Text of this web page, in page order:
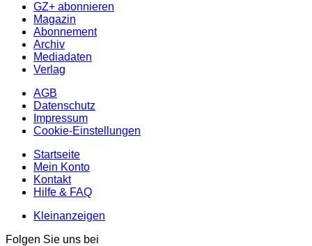
GZ+ abonnieren
Magazin
Abonnement
Archiv
Mediadaten
Verlag
AGB
Datenschutz
Impressum
Cookie-Einstellungen
Startseite
Mein Konto
Kontakt
Hilfe & FAQ
Kleinanzeigen
Folgen Sie uns bei